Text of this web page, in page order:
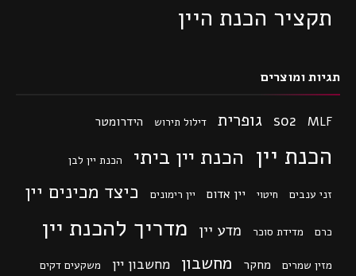
תקציר הכנת היין
תגיות ומוצרים
MLF
so2 גופרית דילול תירוש הידרומטר
הכנת יין הכנת יין ביתי הכנת יין לבן
זני ענבים חיטוי יין אדום יין רימונים כיצד מכינים יין
כרם מדידת סוכר מדע יין מדריך להכנת יין
מזין שמרים מחקר מחשבון מחשבון יין
משקעים דקים